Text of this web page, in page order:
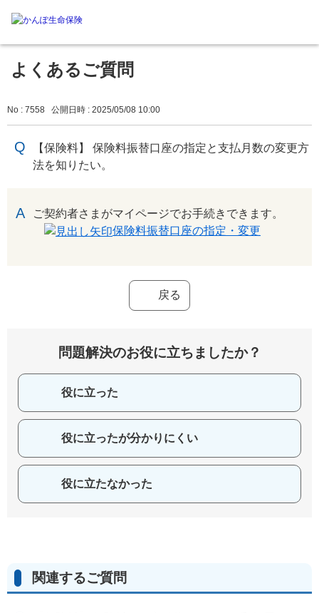
よくあるご質問
No : 7558 公開日時 : 2025/05/08 10:00
【保険料】 保険料振替口座の指定と支払月数の変更方
法を知りたい。
ご契約者さまがマイページでお手続きできます。
保険料振替口座の指定・変更
戻る
問題解決のお役に立ちましたか？
役に立った
役に立ったが分かりにくい
役に立たなかった
関連するご質問